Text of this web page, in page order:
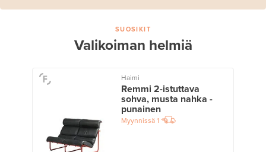
SUOSIKIT
Valikoiman helmiä
Haimi
Remmi 2-istuttava
sohva, musta nahka -
punainen
Myynnissä1